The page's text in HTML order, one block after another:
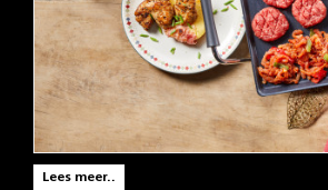
Lees meer..